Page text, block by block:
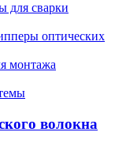
для сварки
оптических
монтажа
волокна